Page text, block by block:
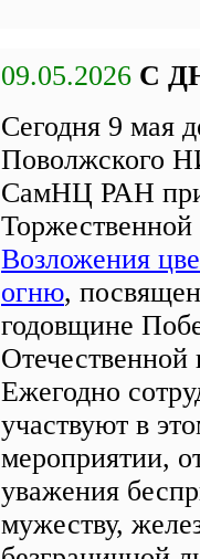
09.05.2026 С
Сегодня 9 мая
Поволжского
СамНЦ РАН
Возложения
огню,
годовщине
Отечественной
Ежегодно
участвуют в
мероприятии,
уважения
мужеству,